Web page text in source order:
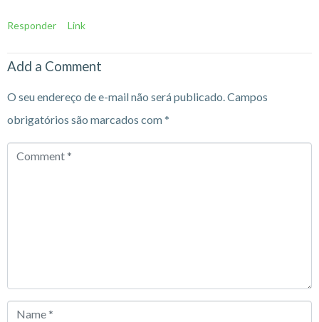
Responder Link
Add a Comment
O seu endereço de e-mail não será publicado. Campos
obrigatórios são marcados com*
Comment
Name